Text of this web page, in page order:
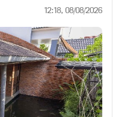
12:18, 08/08/2026